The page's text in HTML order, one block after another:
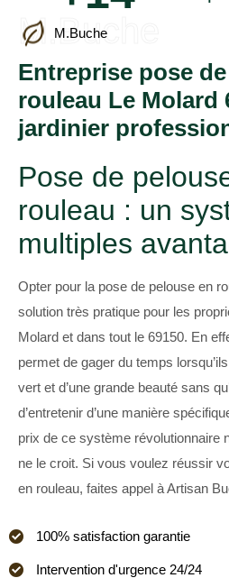
M.Buche
M.Buche
Entreprise pose
rouleau Le Molard
jardinier
Pose de
rouleau : un
multiples
Opter pour la pose de pelouse en
solution très pratique pour les
Molard et dans tout le 69150. En
permet de gager du temps
vert et d’une grande beauté sans
d’entretenir d’une manière
prix de ce système révolutionnaire
ne le croit. Si vous voulez réussir
en rouleau, faites appel à Artisan
100% satisfaction garantie
Intervention d'urgence 24/24